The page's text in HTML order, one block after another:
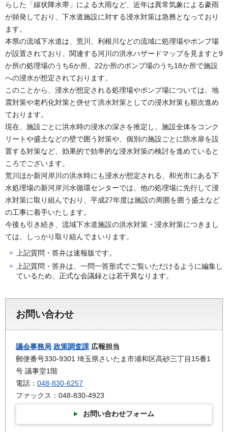
らした「線状降水帯」による大雨など、近年は異常気象による豪雨
が頻発しており、下水道施設に対する浸水対策は急務となっており
ます。
本県の流域下水道は、荒川、利根川などの流域に処理場やポンプ場
が設置されており、関連する河川の洪水ハザードマップを見ますと9
か所の処理場のうち6か所、22か所のポンプ場のうち18か所で施設
への浸水が想定されております。
このことから、浸水が想定される処理場やポンプ場については、地
震対策や老朽化対策と併せて洪水対策としての浸水対策も順次進め
ております。
現在、施設ごとに洪水時の浸水の深さを推定し、施設全体をコンク
リートや盛土などの壁で囲う対策や、個別の施設ごとに防水扉を設
置する対策など、効果的で効率的な浸水対策の検討を進めていると
ころでございます。
荒川ほか新河岸川の洪水時にも浸水が想定される、和光市にある下
水処理場の新河岸川水循環センターでは、他の処理場に先行して浸
水対策に取り組んでおり、平成27年度は施設の周囲を囲う盛土など
の工事に着手いたします。
今後も引き続き、流域下水道施設の洪水対策・浸水対策につきまし
ては、しっかり取り組んでまいります。
上記質問・答弁は速報版です。
上記質問・答弁は、一問一答形式でご覧いただけるように編集し
ているため、正式な会議録とは若干異なります。
お問い合わせ
議会事務局 政策調査課 広報担当
郵便番号330-9301 埼玉県さいたま市浦和区高砂三丁目15番1
号 議事堂1階
電話： 048-830-6257
ファックス：048-830-4923
お問い合わせフォーム